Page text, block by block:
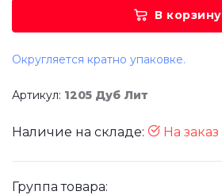
В корзину
Округляется кратно упаковке.
Артикул: 1205 Дуб Лит
Наличие на складе: На заказ
Группа товара: